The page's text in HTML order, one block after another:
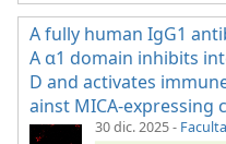
A fully human IgG1
A α1 domain inhibits
D and activates
ainst MICA-expressing
30 dic. 2025-